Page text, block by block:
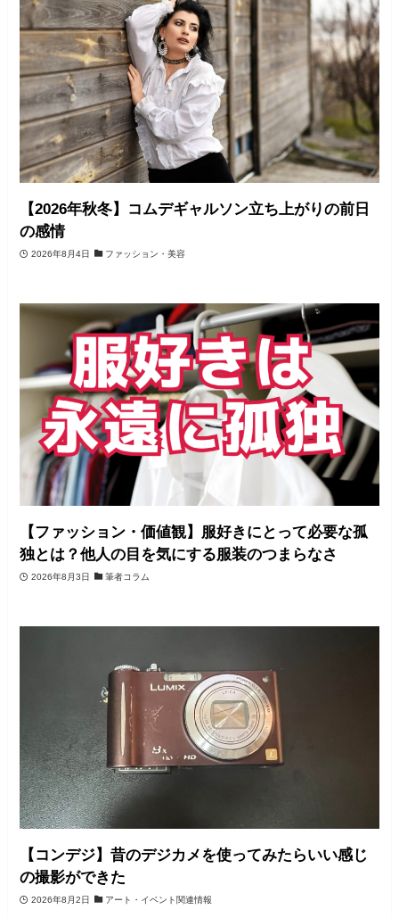
【2026年秋冬】コムデギャルソン立ち上がりの前日
の感情
2026年8月4日 ファッション・美容
【ファッション・価値観】服好きにとって必要な孤
独とは？他人の目を気にする服装のつまらなさ
2026年8月3日 筆者コラム
【コンデジ】昔のデジカメを使ってみたらいい感じ
の撮影ができた
2026年8月2日 アート・イベント関連情報